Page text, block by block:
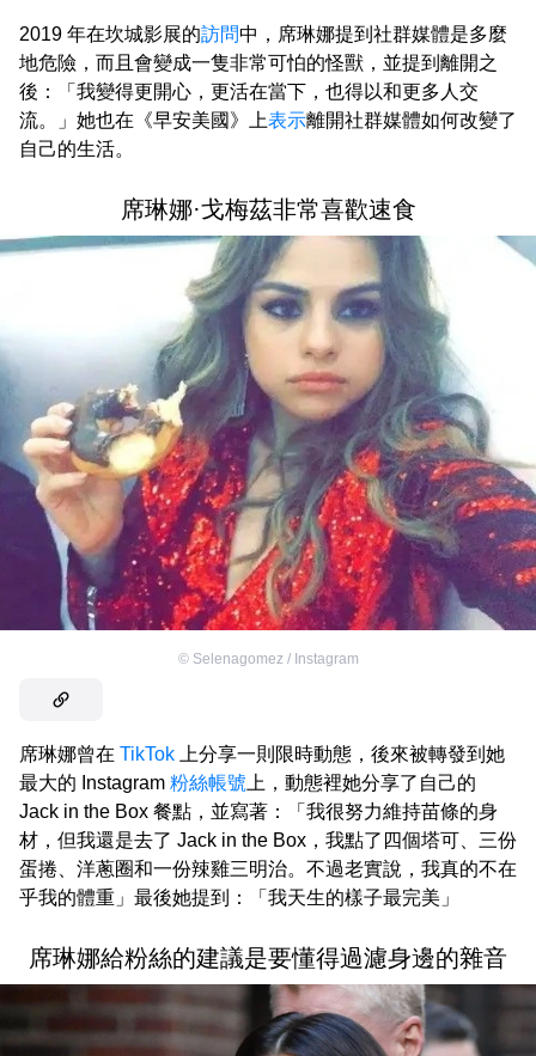
2019 年在坎城影展的訪問中，席琳娜提到社群媒體是多麼
地危險，而且會變成一隻非常可怕的怪獸，並提到離開之
後：「我變得更開心，更活在當下，也得以和更多人交
流。」她也在《早安美國》上表示離開社群媒體如何改變了
自己的生活。
席琳娜·戈梅茲非常喜歡速食
© Selenagomez / Instagram
席琳娜曾在 TikTok 上分享一則限時動態，後來被轉發到她
最大的 Instagram 粉絲帳號 上，動態裡她分享了自己的
Jack in the Box 餐點，並寫著：「我很努力維持苗條的身
材，但我還是去了 Jack in the Box，我點了四個塔可、三份
蛋捲、洋蔥圈和一份辣雞三明治。不過老實說，我真的不在
乎我的體重」最後她提到：「我天生的樣子最完美」
席琳娜給粉絲的建議是要懂得過濾身邊的雜音